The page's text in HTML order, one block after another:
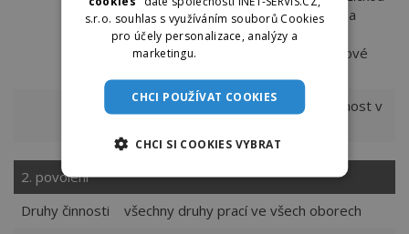
osobu, která se o práci uchází, a
vyhledání zaměstnanců pro
zaměstnavatele, který hledá nové
c) Poradenská a informační činnost v
2. povolení
Druhy činnosti
všechny druhy prací ve všech oborech
s.r.o. souhlas s využíváním souborů Cookies
pro účely personalizace, analýzy a
marketingu.
CHCI POUŽÍVAT COOKIES
CHCI SI COOKIES VYBRAT